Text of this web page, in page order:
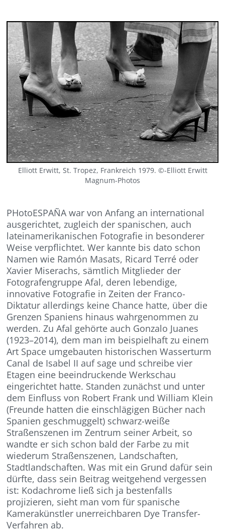
Elliott Erwitt, St. Tropez, Frankreich 1979. ©-Elliott Erwitt
Magnum-Photos
PHotoESPAÑA war von Anfang an international
ausgerichtet, zugleich der spanischen, auch
lateinamerikanischen Fotografie in besonderer
Weise verpflichtet. Wer kannte bis dato schon
Namen wie Ramón Masats, Ricard Terré oder
Xavier Miserachs, sämtlich Mitglieder der
Fotografengruppe Afal, deren lebendige,
innovative Fotografie in Zeiten der Franco-
Diktatur allerdings keine Chance hatte, über die
Grenzen Spaniens hinaus wahrgenommen zu
werden. Zu Afal gehörte auch Gonzalo Juanes
(1923–2014), dem man im beispielhaft zu einem
Art Space umgebauten historischen Wasserturm
Canal de Isabel II auf sage und schreibe vier
Etagen eine beeindruckende Werkschau
eingerichtet hatte. Standen zunächst und unter
dem Einfluss von Robert Frank und William Klein
(Freunde hatten die einschlägigen Bücher nach
Spanien geschmuggelt) schwarz-weiße
Straßenszenen im Zentrum seiner Arbeit, so
wandte er sich schon bald der Farbe zu mit
wiederum Straßenszenen, Landschaften,
Stadtlandschaften. Was mit ein Grund dafür sein
dürfte, dass sein Beitrag weitgehend vergessen
ist: Kodachrome ließ sich ja bestenfalls
projizieren, sieht man vom für spanische
Kamerakünstler unerreichbaren Dye Transfer-
Verfahren ab.